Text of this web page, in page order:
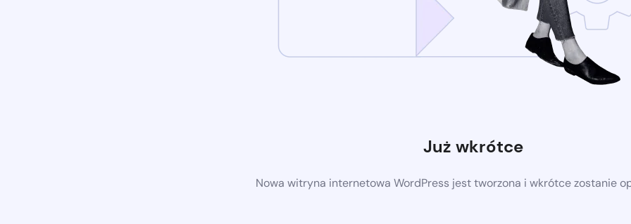
Już wkrótce
Nowa witryna internetowa WordPress jest tworzona i wkrótce zostanie